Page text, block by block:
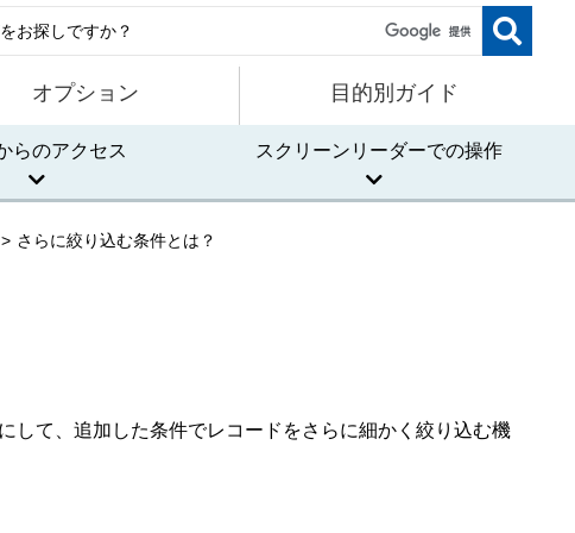
オプション 目的別ガイド
らのアクセス スクリーンリーダーでの操作
さらに絞り込む条件とは？
して、追加した条件でレコードをさらに細かく絞り込む機